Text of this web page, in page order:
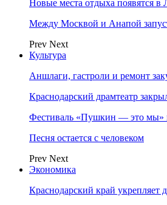
Новые места отдыха появятся в
Между Москвой и Анапой
Prev Next
Культура
Аншлаги, гастроли и ремонт
Краснодарский драмтеатр
Фестиваль «Пушкин — это мы»
Песня остается с человеком
Prev Next
Экономика
Краснодарский край укрепляет